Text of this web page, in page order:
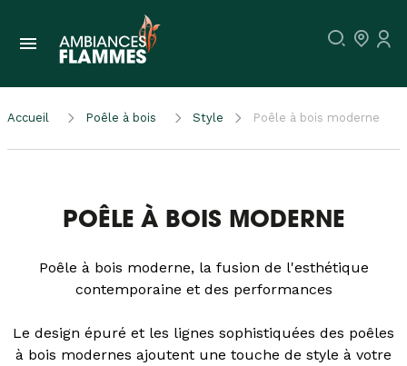
Accueil Poêle à bois Style Poêle à bois moderne
POÊLE À BOIS MODERNE
Poêle à bois moderne, la fusion de l'esthétique
contemporaine et des performances
Le design épuré et les lignes sophistiquées des poêles
à bois modernes ajoutent une touche de style à votre